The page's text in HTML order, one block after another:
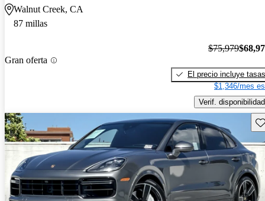
Walnut Creek, CA
87 millas
Gran oferta
$75,979
El precio incluye tasas
$1,346/mes
Verif. disponibilidad